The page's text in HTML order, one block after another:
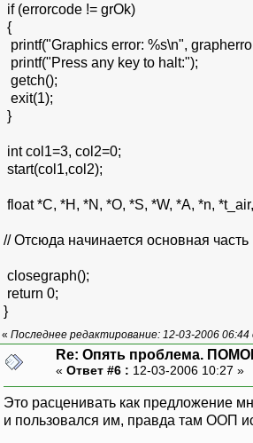
if (errorcode != grOk)
{
printf("Graphics error: %s\n",
printf("Press any key to halt:");
getch();
exit(1);
}
int col1=3, col2=0;
start(col1,col2);
float *C, *H, *N, *O, *S, *W, *A, *n,
// Отсюда начинается основная
closegraph();
return 0;
}
« Последнее редактирование: 12-03-2006 06:44
Re: Опять проблема.
« Ответ #6 : 12-03-2006 10:27 »
Это расценивать как предложение
и пользовался им, правда там ООП